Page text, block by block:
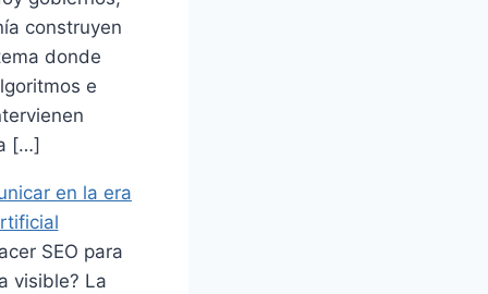
construyen
donde
e
[…]
en la era
SEO para
visible? La